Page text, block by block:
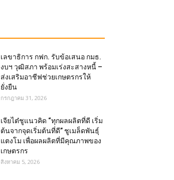
เลขาธิการ กฟก. รับข้อเสนอ กมธ.
งบฯ วุฒิสภา พร้อมเร่งสะสางหนี้ –
ส่งเสริมอาชีฟช่วยเกษตรกรให้
ยั่งยืน
กรกฎาคม 31, 2026
เจียไต๋ชูแนวคิด “ทุกผลผลิตที่ดี เริ่ม
ต้นจากจุดเริ่มต้นที่ดี” ชูเมล็ดพันธุ์
แตงโม เพื่อผลผลิตที่มีคุณภาพของ
เกษตรกร
สิงหาคม 5, 2026